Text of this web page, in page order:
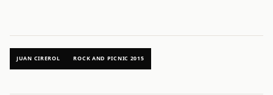
JUAN CIREROL ROCK AND PICNIC 2015